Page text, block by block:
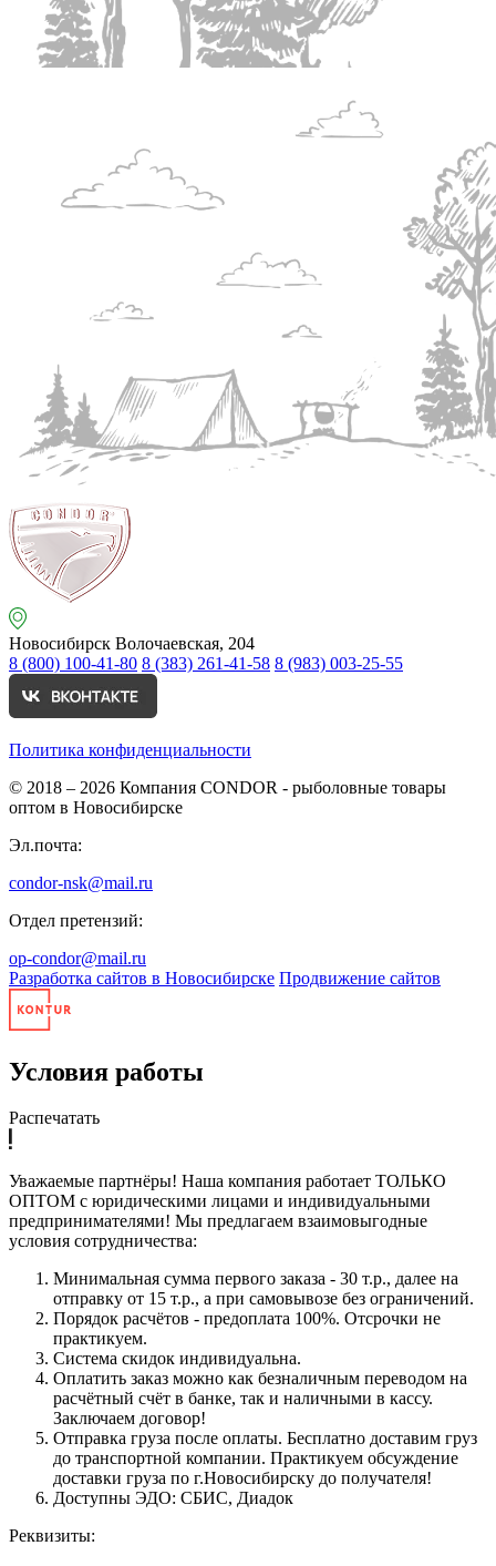
Новосибирск Волочаевская, 204
8 (800) 100-41-80 8 (383) 261-41-58 8 (983) 003-25-55
Политика конфиденциальности
© 2018 – 2026 Компания CONDOR - рыболовные товары
оптом в Новосибирске
Эл.почта:
condor-nsk@mail.ru
Отдел претензий:
op-condor@mail.ru
Разработка сайтов в Новосибирске Продвижение сайтов
Условия работы
Распечатать
Уважаемые партнёры! Наша компания работает ТОЛЬКО
ОПТОМ с юридическими лицами и индивидуальными
предпринимателями! Мы предлагаем взаимовыгодные
условия сотрудничества:
Минимальная сумма первого заказа - 30 т.р., далее на
отправку от 15 т.р., а при самовывозе без ограничений.
Порядок расчётов - предоплата 100%. Отсрочки не
практикуем.
Система скидок индивидуальна.
Оплатить заказ можно как безналичным переводом на
расчётный счёт в банке, так и наличными в кассу.
Заключаем договор!
Отправка груза после оплаты. Бесплатно доставим груз
до транспортной компании. Практикуем обсуждение
доставки груза по г.Новосибирску до получателя!
Доступны ЭДО: СБИС, Диадок
Реквизиты: